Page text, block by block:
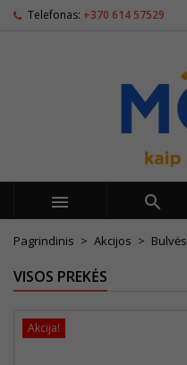
Telefonas: +370 614 57529
 
Pagrindinis Akcijos
VISOS PREKĖS
Akcija!